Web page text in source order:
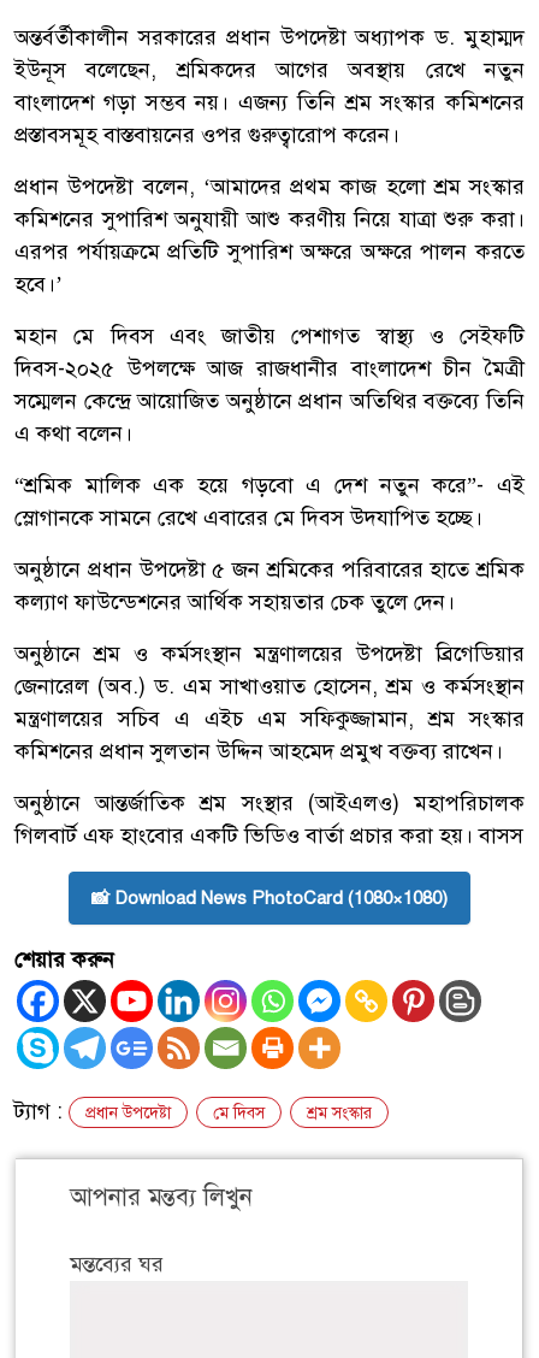
অন্তর্বর্তীকালীন সরকারের প্রধান উপদেষ্টা অধ্যাপক ড. মুহাম্মদ
ইউনূস বলেছেন, শ্রমিকদের আগের অবস্থায় রেখে নতুন
বাংলাদেশ গড়া সম্ভব নয়। এজন্য তিনি শ্রম সংস্কার কমিশনের
প্রস্তাবসমূহ বাস্তবায়নের ওপর গুরুত্বারোপ করেন।
প্রধান উপদেষ্টা বলেন, ‘আমাদের প্রথম কাজ হলো শ্রম সংস্কার
কমিশনের সুপারিশ অনুযায়ী আশু করণীয় নিয়ে যাত্রা শুরু করা।
এরপর পর্যায়ক্রমে প্রতিটি সুপারিশ অক্ষরে অক্ষরে পালন করতে
হবে।’
মহান মে দিবস এবং জাতীয় পেশাগত স্বাস্থ্য ও সেইফটি
দিবস-২০২৫ উপলক্ষে আজ রাজধানীর বাংলাদেশ চীন মৈত্রী
সম্মেলন কেন্দ্রে আয়োজিত অনুষ্ঠানে প্রধান অতিথির বক্তব্যে তিনি
এ কথা বলেন।
“শ্রমিক মালিক এক হয়ে গড়বো এ দেশ নতুন করে”- এই
স্লোগানকে সামনে রেখে এবারের মে দিবস উদযাপিত হচ্ছে।
অনুষ্ঠানে প্রধান উপদেষ্টা ৫ জন শ্রমিকের পরিবারের হাতে শ্রমিক
কল্যাণ ফাউন্ডেশনের আর্থিক সহায়তার চেক তুলে দেন।
অনুষ্ঠানে শ্রম ও কর্মসংস্থান মন্ত্রণালয়ের উপদেষ্টা ব্রিগেডিয়ার
জেনারেল (অব.) ড. এম সাখাওয়াত হোসেন, শ্রম ও কর্মসংস্থান
মন্ত্রণালয়ের সচিব এ এইচ এম সফিকুজ্জামান, শ্রম সংস্কার
কমিশনের প্রধান সুলতান উদ্দিন আহমেদ প্রমুখ বক্তব্য রাখেন।
অনুষ্ঠানে আন্তর্জাতিক শ্রম সংস্থার (আইএলও) মহাপরিচালক
গিলবার্ট এফ হাংবোর একটি ভিডিও বার্তা প্রচার করা হয়। বাসস
📸 Download News PhotoCard (1080×1080)
শেয়ার করুন
ট্যাগ : প্রধান উপদেষ্টা মে দিবস শ্রম সংস্কার
আপনার মন্তব্য লিখুন
মন্তব্যের ঘর